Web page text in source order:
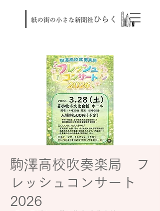
駒澤高校吹奏楽局 フ
レッシュコンサート
2026